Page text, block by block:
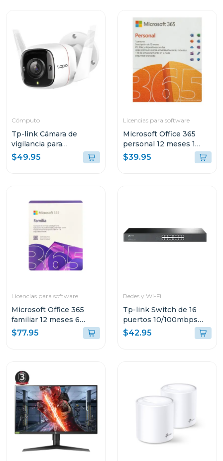
Cómputo
Tp-link Cámara de
vigilancia para
exteriores con visión
nocturna y detección ia
$49.95
Licencias para software
Microsoft Office 365
personal 12 meses 1
dispositivo
$39.95
Licencias para software
Microsoft Office 365
familiar 12 meses 6
dispositivos
$77.95
Redes y Wi-Fi
Tp-link Switch de 16
puertos 10/100mbps
para montaje en rack
tlsf10
$42.95